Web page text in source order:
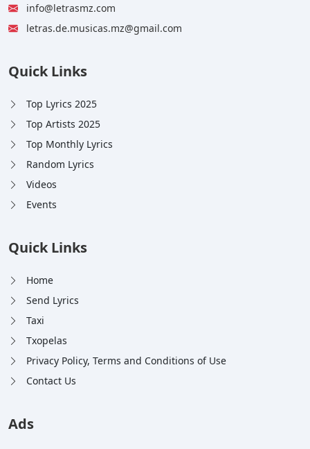
info@letrasmz.com
letras.de.musicas.mz@gmail.com
Quick Links
Top Lyrics 2025
Top Artists 2025
Top Monthly Lyrics
Random Lyrics
Videos
Events
Quick Links
Home
Send Lyrics
Taxi
Txopelas
Privacy Policy, Terms and Conditions of Use
Contact Us
Ads